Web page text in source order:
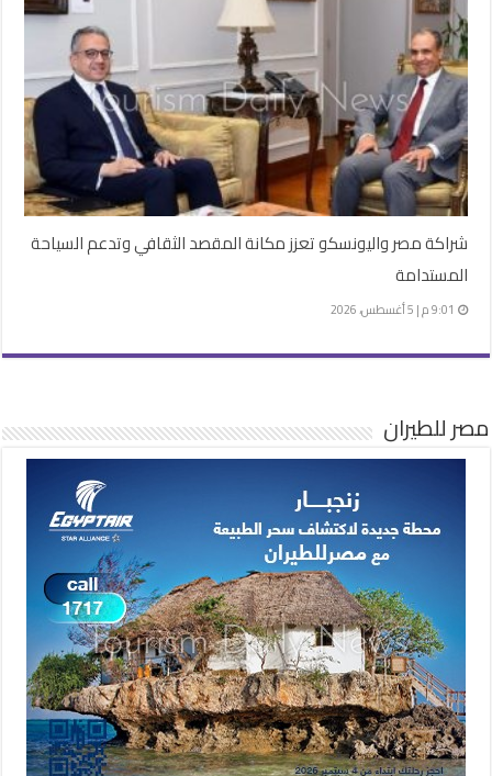
شراكة مصر واليونسكو تعزز مكانة المقصد الثقافي وتدعم السياحة
المستدامة
9:01 م | 5 أغسطس، 2026
مصر للطيران